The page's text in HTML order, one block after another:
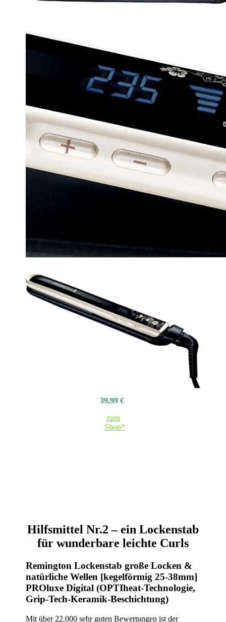
39,99 €
zum
Shop*
Hilfsmittel Nr.2 – ein Lockenstab
für wunderbare leichte Curls
Remington Lockenstab große Locken &
natürliche Wellen [kegelförmig 25-38mm]
PROluxe Digital (OPTIheat-Technologie,
Grip-Tech-Keramik-Beschichtung)
Mit über 22.000 sehr guten Bewertungen ist der